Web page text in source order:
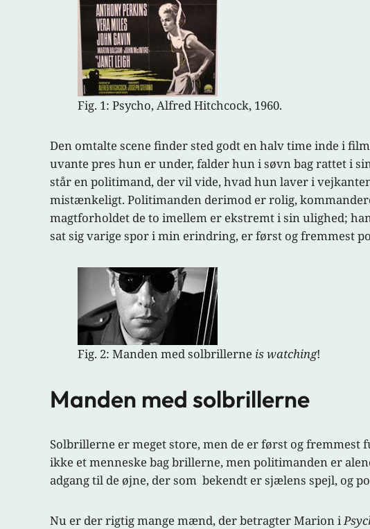
Fig. 1: Psycho, Alfred Hitchcock, 1960.
Den omtalte scene finder sted godt en halv time inde i
uvante pres hun er under, falder hun i søvn bag rattet i
står en politimand, der vil vide, hvad hun laver i
mistænkeligt. Politimanden derimod er rolig,
magtforholdet de to imellem er ekstremt i sin ulighed;
sat sig varige spor i min erindring, er først og fremmest
Fig. 2: Manden med solbrillerne is watching!
Manden med solbrillerne
Solbrillerne er meget store, men de er først og
ikke et menneske bag brillerne, men politimanden er
adgang til de øjne, der som bekendt er sjælens spejl, og
Nu er der rigtig mange mænd, der betragter Marion i